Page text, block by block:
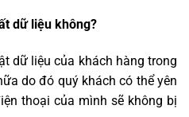
dữ liệu không?
dữ liệu của khách hàng trong
do đó quý khách có thể yên
thoại của mình sẽ không bị